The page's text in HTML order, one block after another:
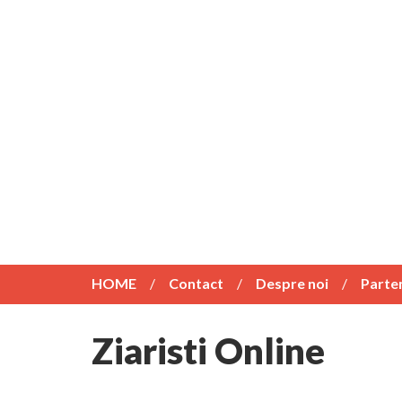
HOME Contact Despre noi
Ziaristi Online